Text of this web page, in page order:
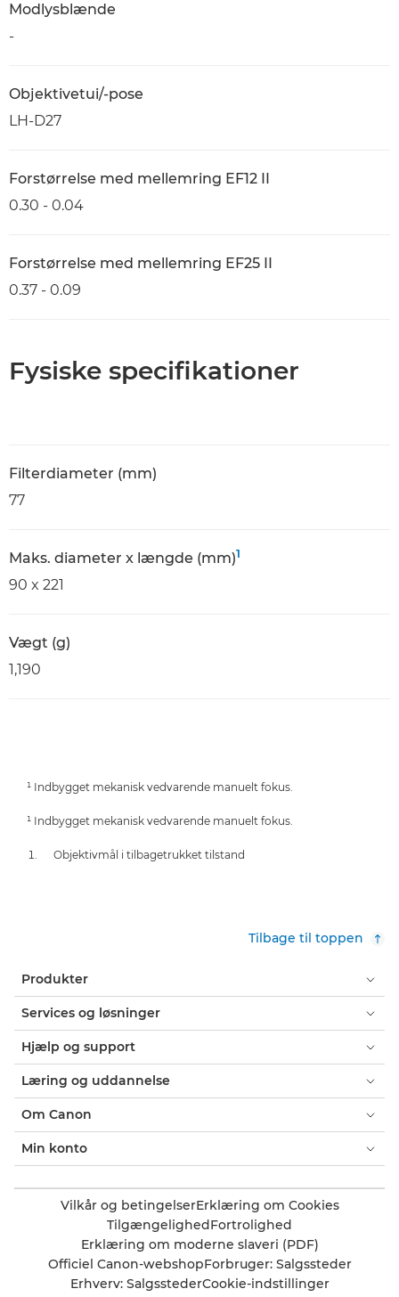
Modlysblænde
-
Objektivetui/-pose
LH-D27
Forstørrelse med mellemring EF12 II
0.30 - 0.04
Forstørrelse med mellemring EF25 II
0.37 - 0.09
Fysiske specifikationer
Filterdiameter (mm)
77
Maks. diameter x længde (mm)1
90 x 221
Vægt (g)
1,190
¹ Indbygget mekanisk vedvarende manuelt fokus.
¹ Indbygget mekanisk vedvarende manuelt fokus.
Objektivmål i tilbagetrukket tilstand
Tilbage til toppen
Produkter
Services og løsninger
Hjælp og support
Læring og uddannelse
Om Canon
Min konto
Vilkår og betingelserErklæring om Cookies
TilgængelighedFortrolighed
Erklæring om moderne slaveri (PDF)
Officiel Canon-webshopForbruger: Salgssteder
Erhverv: SalgsstederCookie-indstillinger